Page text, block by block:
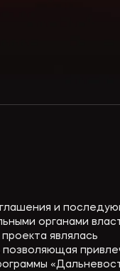
и
органами
являлась
позволяющая